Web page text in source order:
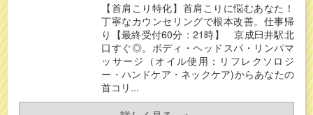
【首肩こり特化】首肩こりに悩むあなた！
丁寧なカウンセリングで根本改善。仕事帰
り【最終受付60分：21時】 京成臼井駅北
口すぐ◎。ボディ・ヘッドスパ・リンパマ
ッサージ（オイル使用：リフレクソロジ
ー・ハンドケア・ネックケア)からあなたの
首コリ...